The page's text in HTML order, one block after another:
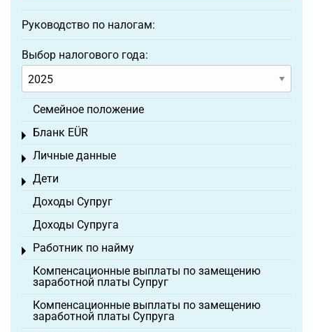
Руководство по налогам:
Выбор налогового года:
Семейное положение
Бланк EÜR
Toggle menu
Личные данные
Toggle menu
Дети
Toggle menu
Доходы Супруг
Доходы Супруга
Работник по найму
Toggle menu
Компенсационные выплаты по замещению
заработной платы Супруг
Компенсационные выплаты по замещению
заработной платы Супруга